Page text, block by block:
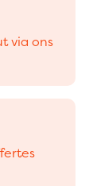
via ons